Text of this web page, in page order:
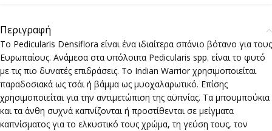
Περιγραφή
Το Pedicularis Densiflora είναι ένα ιδιαίτερα σπάνιο βότανο για τους
Ευρωπαίους. Ανάμεσα στα υπόλοιπα Pedicularis spp. είναι το φυτό
με τις πιο δυνατές επιδράσεις. Το Indian Warrior χρησιμοποιείται
παραδοσιακά ως τσάι ή βάμμα ως μυοχαλαρωτικό. Επίσης
χρησιμοποιείται για την αντιμετώπιση της αϋπνίας. Τα μπουμπούκια
και τα άνθη συχνά καπνίζονται ή προστίθενται σε μείγματα
καπνίσματος για το ελκυστικό τους χρώμα, τη γεύση τους, τον